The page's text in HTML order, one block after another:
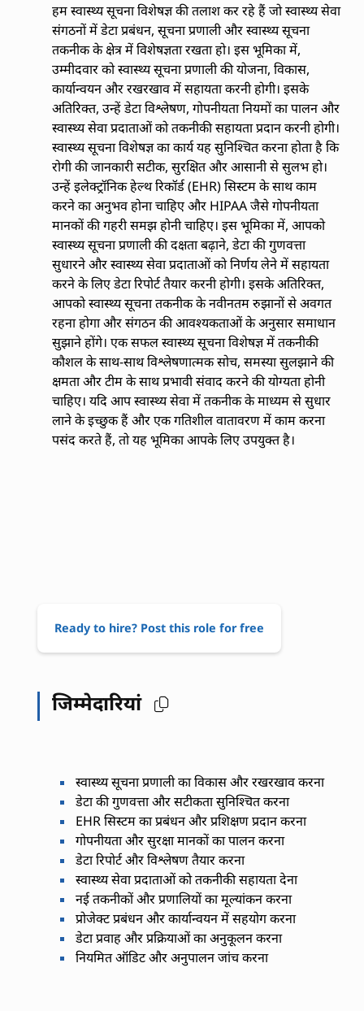
हम स्वास्थ्य सूचना विशेषज्ञ की तलाश कर रहे हैं जो स्वास्थ्य सेवा
संगठनों में डेटा प्रबंधन, सूचना प्रणाली और स्वास्थ्य सूचना
तकनीक के क्षेत्र में विशेषज्ञता रखता हो। इस भूमिका में,
उम्मीदवार को स्वास्थ्य सूचना प्रणाली की योजना, विकास,
कार्यान्वयन और रखरखाव में सहायता करनी होगी। इसके
अतिरिक्त, उन्हें डेटा विश्लेषण, गोपनीयता नियमों का पालन और
स्वास्थ्य सेवा प्रदाताओं को तकनीकी सहायता प्रदान करनी होगी।
स्वास्थ्य सूचना विशेषज्ञ का कार्य यह सुनिश्चित करना होता है कि
रोगी की जानकारी सटीक, सुरक्षित और आसानी से सुलभ हो।
उन्हें इलेक्ट्रॉनिक हेल्थ रिकॉर्ड (EHR) सिस्टम के साथ काम
करने का अनुभव होना चाहिए और HIPAA जैसे गोपनीयता
मानकों की गहरी समझ होनी चाहिए। इस भूमिका में, आपको
स्वास्थ्य सूचना प्रणाली की दक्षता बढ़ाने, डेटा की गुणवत्ता
सुधारने और स्वास्थ्य सेवा प्रदाताओं को निर्णय लेने में सहायता
करने के लिए डेटा रिपोर्ट तैयार करनी होगी। इसके अतिरिक्त,
आपको स्वास्थ्य सूचना तकनीक के नवीनतम रुझानों से अवगत
रहना होगा और संगठन की आवश्यकताओं के अनुसार समाधान
सुझाने होंगे। एक सफल स्वास्थ्य सूचना विशेषज्ञ में तकनीकी
कौशल के साथ-साथ विश्लेषणात्मक सोच, समस्या सुलझाने की
क्षमता और टीम के साथ प्रभावी संवाद करने की योग्यता होनी
चाहिए। यदि आप स्वास्थ्य सेवा में तकनीक के माध्यम से सुधार
लाने के इच्छुक हैं और एक गतिशील वातावरण में काम करना
पसंद करते हैं, तो यह भूमिका आपके लिए उपयुक्त है।
Ready to hire? Post this role for free
जिम्मेदारियां
स्वास्थ्य सूचना प्रणाली का विकास और रखरखाव करना
डेटा की गुणवत्ता और सटीकता सुनिश्चित करना
EHR सिस्टम का प्रबंधन और प्रशिक्षण प्रदान करना
गोपनीयता और सुरक्षा मानकों का पालन करना
डेटा रिपोर्ट और विश्लेषण तैयार करना
स्वास्थ्य सेवा प्रदाताओं को तकनीकी सहायता देना
नई तकनीकों और प्रणालियों का मूल्यांकन करना
प्रोजेक्ट प्रबंधन और कार्यान्वयन में सहयोग करना
डेटा प्रवाह और प्रक्रियाओं का अनुकूलन करना
नियमित ऑडिट और अनुपालन जांच करना